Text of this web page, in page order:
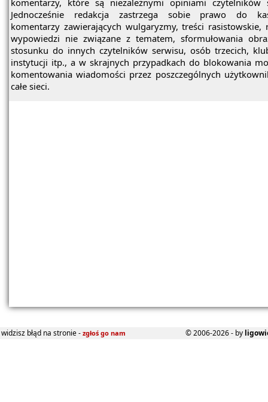
komentarzy, które są niezależnymi opiniami czytelników
Jednocześnie redakcja zastrzega sobie prawo do
komentarzy zawierających wulgaryzmy, treści rasistowskie,
wypowiedzi nie związane z tematem, sformułowania
stosunku do innych czytelników serwisu, osób trzecich,
instytucji itp., a w skrajnych przypadkach do blokowania
komentowania wiadomości przez poszczególnych
całe sieci.
widzisz błąd na stronie - zgłoś go nam © 2006-2026 - by